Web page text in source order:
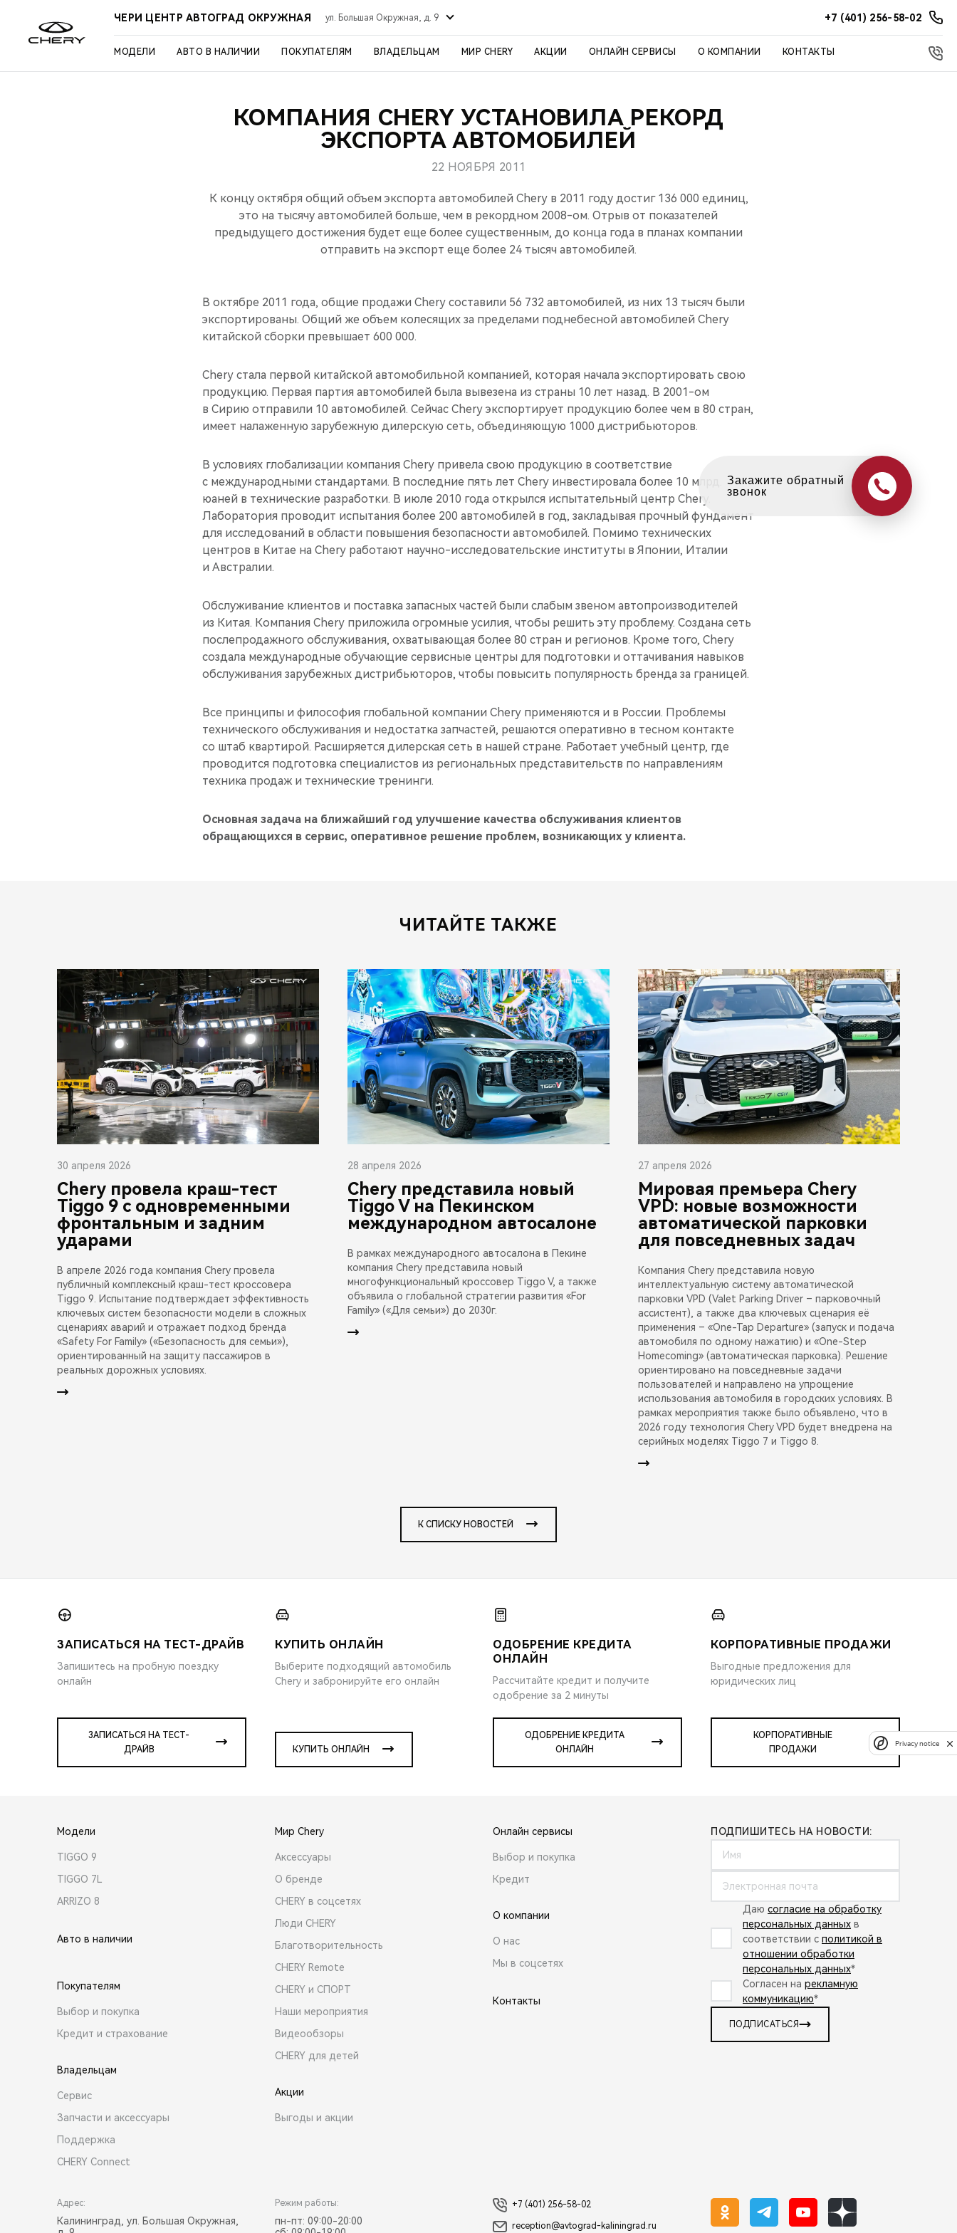
ЧЕРИ ЦЕНТР АВТОГРАД ОКРУЖНАЯ ул. Большая Окружная, д. 9 +7 (401) 256-58-02
МОДЕЛИ АВТО В НАЛИЧИИ ПОКУПАТЕЛЯМ ВЛАДЕЛЬЦАМ МИР CHERY АКЦИИ ОНЛАЙН СЕРВИСЫ О КОМПАНИИ КОНТАКТЫ
КОМПАНИЯ CHERY УСТАНОВИЛА РЕКОРД
ЭКСПОРТА АВТОМОБИЛЕЙ
22 НОЯБРЯ 2011
К концу октября общий объем экспорта автомобилей Chery в 2011 году достиг 136 000 единиц,
это на тысячу автомобилей больше, чем в рекордном 2008-ом. Отрыв от показателей
предыдущего достижения будет еще более существенным, до конца года в планах компании
отправить на экспорт еще более 24 тысяч автомобилей.
В октябре 2011 года, общие продажи Chery составили 56 732 автомобилей, из них 13 тысяч были
экспортированы. Общий же объем колесящих за пределами поднебесной автомобилей Chery
китайской сборки превышает 600 000.
Chery стала первой китайской автомобильной компанией, которая начала экспортировать свою
продукцию. Первая партия автомобилей была вывезена из страны 10 лет назад. В 2001-ом
в Сирию отправили 10 автомобилей. Сейчас Chery экспортирует продукцию более чем в 80 стран,
имеет налаженную зарубежную дилерскую сеть, объединяющую 1000 дистрибьюторов.
В условиях глобализации компания Chery привела свою продукцию в соответствие
с международными стандартами. В последние пять лет Chery инвестировала более 10 млрд.
юаней в технические разработки. В июле 2010 года открылся испытательный центр Chery.
Лаборатория проводит испытания более 200 автомобилей в год, закладывая прочный фундамент
для исследований в области повышения безопасности автомобилей. Помимо технических
центров в Китае на Chery работают научно-исследовательские институты в Японии, Италии
и Австралии.
Обслуживание клиентов и поставка запасных частей были слабым звеном автопроизводителей
из Китая. Компания Chery приложила огромные усилия, чтобы решить эту проблему. Создана сеть
послепродажного обслуживания, охватывающая более 80 стран и регионов. Кроме того, Chery
создала международные обучающие сервисные центры для подготовки и оттачивания навыков
обслуживания зарубежных дистрибьюторов, чтобы повысить популярность бренда за границей.
Все принципы и философия глобальной компании Chery применяются и в России. Проблемы
технического обслуживания и недостатка запчастей, решаются оперативно в тесном контакте
со штаб квартирой. Расширяется дилерская сеть в нашей стране. Работает учебный центр, где
проводится подготовка специалистов из региональных представительств по направлениям
техника продаж и технические тренинги.
Основная задача на ближайший год улучшение качества обслуживания клиентов
обращающихся в сервис, оперативное решение проблем, возникающих у клиента.
ЧИТАЙТЕ ТАКЖЕ
30 апреля 2026
Chery провела краш-тест
Tiggo 9 с одновременными
фронтальным и задним
ударами
В апреле 2026 года компания Chery провела
публичный комплексный краш-тест кроссовера
Tiggo 9. Испытание подтверждает эффективность
ключевых систем безопасности модели в сложных
сценариях аварий и отражает подход бренда
«Safety For Family» («Безопасность для семьи»),
ориентированный на защиту пассажиров в
реальных дорожных условиях.
28 апреля 2026
Chery представила новый
Tiggo V на Пекинском
международном автосалоне
В рамках международного автосалона в Пекине
компания Chery представила новый
многофункциональный кроссовер Tiggo V, а также
объявила о глобальной стратегии развития «For
Family» («Для семьи») до 2030г.
27 апреля 2026
Мировая премьера Chery
VPD: новые возможности
автоматической парковки
для повседневных задач
Компания Chery представила новую
интеллектуальную систему автоматической
парковки VPD (Valet Parking Driver – парковочный
ассистент), а также два ключевых сценария её
применения – «One-Tap Departure» (запуск и подача
автомобиля по одному нажатию) и «One-Step
Homecoming» (автоматическая парковка). Решение
ориентировано на повседневные задачи
пользователей и направлено на упрощение
использования автомобиля в городских условиях. В
рамках мероприятия также было объявлено, что в
2026 году технология Chery VPD будет внедрена на
серийных моделях Tiggo 7 и Tiggo 8.
К СПИСКУ НОВОСТЕЙ
ЗАПИСАТЬСЯ НА ТЕСТ-ДРАЙВ
Запишитесь на пробную поездку
онлайн
ЗАПИСАТЬСЯ НА ТЕСТ-
ДРАЙВ
КУПИТЬ ОНЛАЙН
Выберите подходящий автомобиль
Chery и забронируйте его онлайн
КУПИТЬ ОНЛАЙН
ОДОБРЕНИЕ КРЕДИТА
ОНЛАЙН
Рассчитайте кредит и получите
одобрение за 2 минуты
ОДОБРЕНИЕ КРЕДИТА
ОНЛАЙН
КОРПОРАТИВНЫЕ ПРОДАЖИ
Выгодные предложения для
юридических лиц
КОРПОРАТИВНЫЕ
ПРОДАЖИ
Модели
TIGGO 9
TIGGO 7L
ARRIZO 8
Авто в наличии
Покупателям
Выбор и покупка
Кредит и страхование
Владельцам
Сервис
Запчасти и аксессуары
Поддержка
CHERY Connect
Мир Chery
Аксессуары
О бренде
CHERY в соцсетях
Люди CHERY
Благотворительность
CHERY Remote
CHERY и СПОРТ
Наши мероприятия
Видеообзоры
CHERY для детей
Акции
Выгоды и акции
Онлайн сервисы
Выбор и покупка
Кредит
О компании
О нас
Мы в соцсетях
Контакты
ПОДПИШИТЕСЬ НА НОВОСТИ:
Даю согласие на обработку
персональных данных в
соответствии с политикой в
отношении обработки
персональных данных*
Согласен на рекламную
коммуникацию*
ПОДПИСАТЬСЯ
Адрес:
Калининград, ул. Большая Окружная,
Режим работы:
пн-пт: 09:00-20:00
+7 (401) 256-58-02
reception@avtograd-kaliningrad.ru
Оцените свой авто
в обмен на новый
Privacy notice